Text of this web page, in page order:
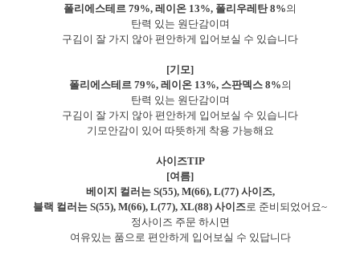
폴리에스테르 79%, 레이온 13%, 폴리우레탄 8%의
탄력 있는 원단감이며
구김이 잘 가지 않아 편안하게 입어보실 수 있습니다
[기모]
폴리에스테르 79%, 레이온 13%, 스판덱스 8%의
탄력 있는 원단감이며
구김이 잘 가지 않아 편안하게 입어보실 수 있습니다
기모안감이 있어 따뜻하게 착용 가능해요
사이즈TIP
[여름]
베이지 컬러는 S(55), M(66), L(77) 사이즈,
블랙 컬러는 S(55), M(66), L(77), XL(88) 사이즈로 준비되었어요~
정사이즈 주문 하시면
여유있는 품으로 편안하게 입어보실 수 있답니다